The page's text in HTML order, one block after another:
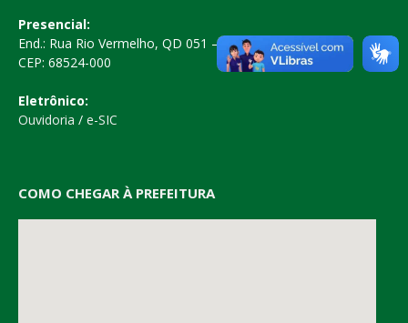
Presencial:
End.: Rua Rio Vermelho, QD 051 – Centro
CEP: 68524-000
Eletrônico:
Ouvidoria / e-SIC
COMO CHEGAR À PREFEITURA